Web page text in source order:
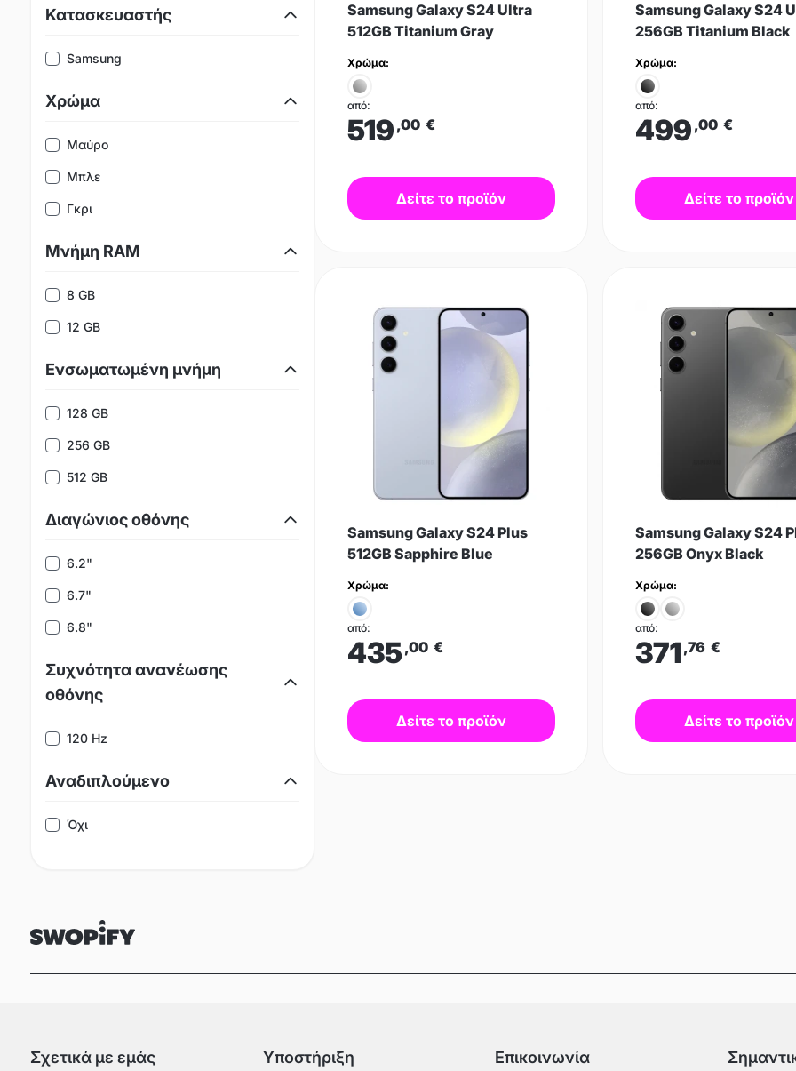
Κατασκευαστής
Samsung
Χρώμα
Μαύρο
Μπλε
Γκρι
Μνήμη RAM
8 GB
12 GB
Ενσωματωμένη μνήμη
128 GB
256 GB
512 GB
Διαγώνιος οθόνης
6.2"
6.7"
6.8"
Συχνότητα ανανέωσης
οθόνης
120 Hz
Αναδιπλούμενο
Όχι
Samsung Galaxy S24 Ultra
512GB Titanium Gray
Χρώμα:
από:
519 ,00 €
Δείτε το προϊόν
Samsung Galaxy S24
256GB Titanium Black
Χρώμα:
από:
499 ,00 €
Δείτε το προϊόν
Samsung Galaxy S24 Plus
512GB Sapphire Blue
Χρώμα:
από:
435,00 €
Δείτε το προϊόν
Samsung Galaxy S24
256GB Onyx Black
Χρώμα:
από:
371 ,76 €
Δείτε το προϊόν
Σχετικά με εμάς Υποστήριξη Επικοινωνία